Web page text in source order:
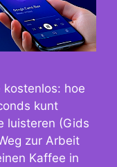
kostenlos: hoe
kunt
luisteren (Gids
zur Arbeit
Kaffee in